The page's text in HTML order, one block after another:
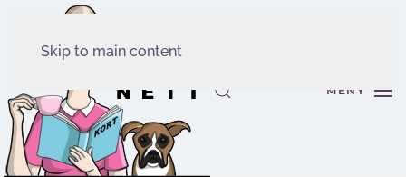
Skip to main content
MENY